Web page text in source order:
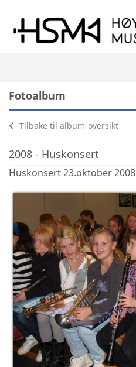
Fotoalbum
Tilbake til album-oversikt
2008 - Huskonsert
Huskonsert 23.oktober 2008